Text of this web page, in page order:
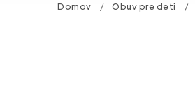
Domov / Obuv pre deti /